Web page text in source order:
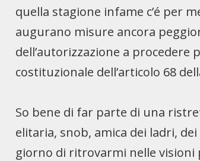
quella stagione infame c’é per
augurano misure ancora
dell’autorizzazione a
costituzionale dell’articolo 68
So bene di far parte di una
elitaria, snob, amica dei ladri,
giorno di ritrovarmi nelle visioni